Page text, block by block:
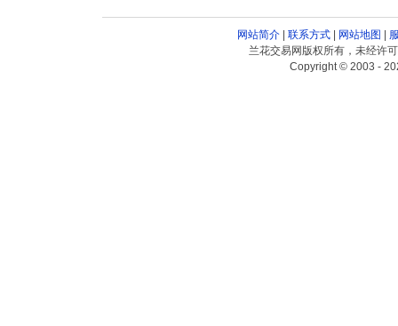
网站简介| 联系方式| 网站地图 |
兰花交易网版权所有，未经许
Copyright © 2003 -